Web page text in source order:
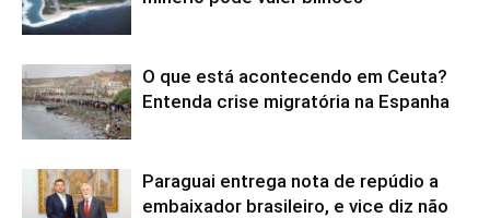
O que está acontecendo em Ceuta?
Entenda crise migratória na Espanha
Paraguai entrega nota de repúdio a
embaixador brasileiro, e vice diz não